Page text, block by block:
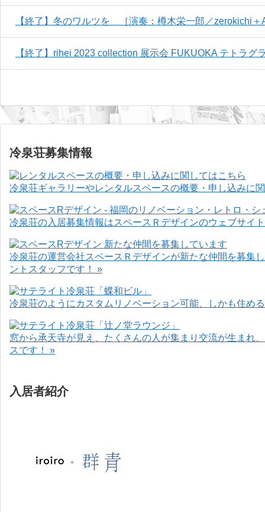
【終了】冬のワルツを ［演奏：樽木栄一郎／zerokichi＋
【終了】rihei 2023 collection 展示会 FUKUOKA テトラグ
冷泉荘募集情報
冷泉荘ギャラリーやレンタルスペースの概要・申し込みに
冷泉荘の入居募集情報はスペースＲデザインのウェブサイ
冷泉荘の運営会社スペースＲデザインが新たな仲間を募集
ントスタッフです！ »
冷泉荘のようにカスタムリノベーション可能、しかも住め
窓から承天寺が見え、たくさんの人が集まり交流が生まれ
スです！ »
入居者紹介